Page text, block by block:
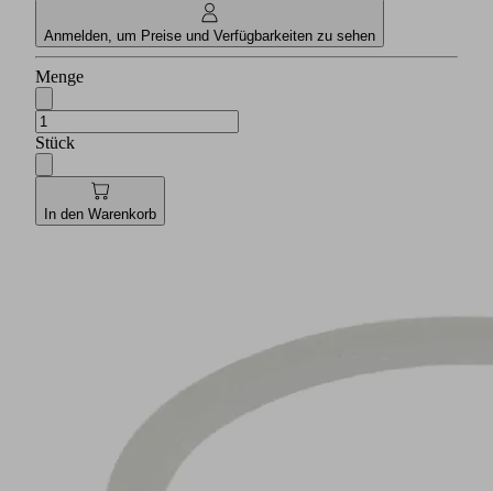
Anmelden, um Preise und Verfügbarkeiten zu sehen
Menge
Stück
In den Warenkorb